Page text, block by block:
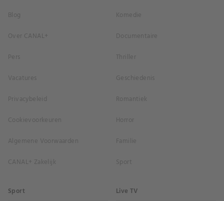
Blog
Over CANAL+
Pers
Vacatures
Privacybeleid
Cookievoorkeuren
Algemene Voorwaarden
CANAL+ Zakelijk
Komedie
Documentaire
Thriller
Geschiedenis
Romantiek
Horror
Familie
Sport
Sport Live TV